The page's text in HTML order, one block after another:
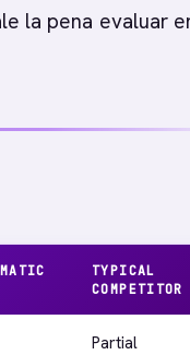
la pena evaluar
TYPICAL
COMPETITOR
Partial